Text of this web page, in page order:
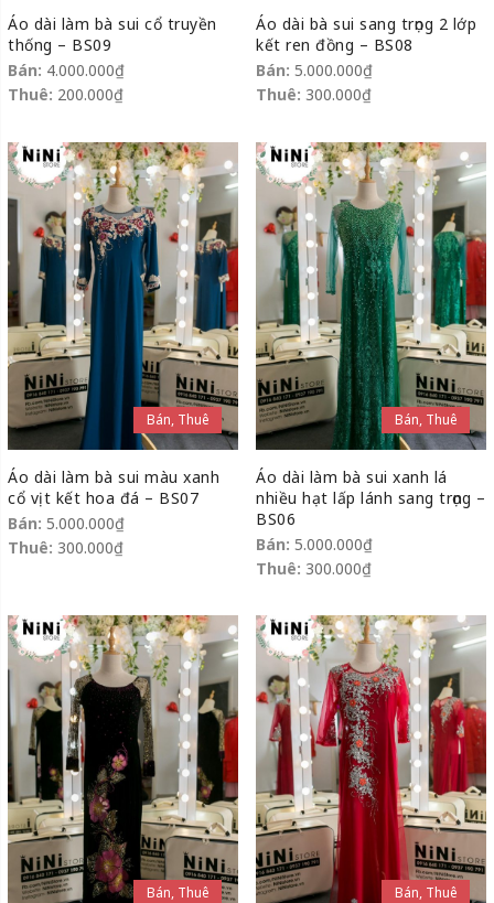
Áo dài làm bà sui cổ truyền
thống – BS09
Bán: 4.000.000₫
Thuê: 200.000₫
Áo dài bà sui sang trọng 2 lớp
kết ren đồng – BS08
Bán: 5.000.000₫
Thuê: 300.000₫
Bán, Thuê
Áo dài làm bà sui màu xanh
cổ vịt kết hoa đá – BS07
Bán: 5.000.000₫
Thuê: 300.000₫
Bán, Thuê
Áo dài làm bà sui xanh lá
nhiều hạt lấp lánh sang trọng –
BS06
Bán: 5.000.000₫
Thuê: 300.000₫
Bán, Thuê Bán, Thuê